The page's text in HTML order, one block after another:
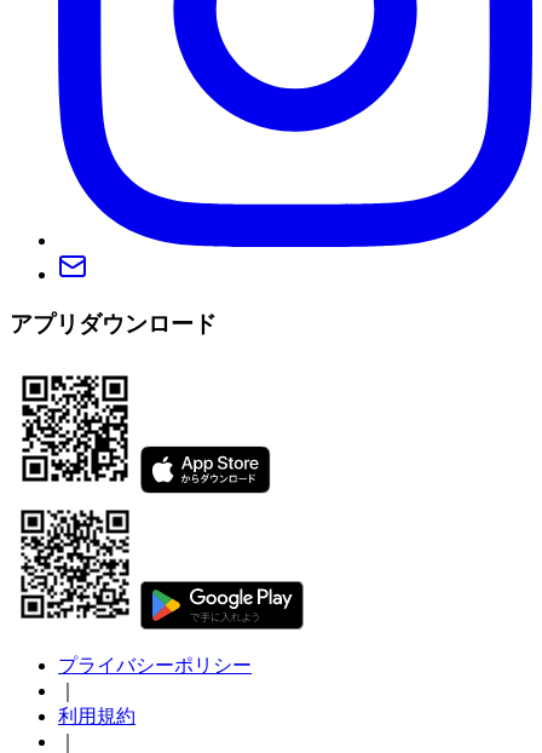
アプリダウンロード
プライバシーポリシー
利用規約